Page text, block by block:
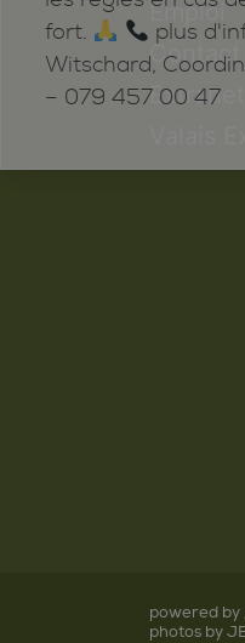
Emploi
Contact
Extranet
powered by
photos by
fort.
plus
Witschard,
– 079 457 00 47